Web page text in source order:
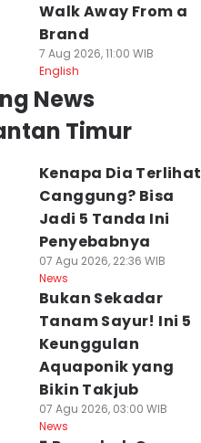
Walk Away From a
Brand
7 Aug 2026, 11:00 WIB
English
News
Timur
Kenapa Dia Terlihat
Canggung? Bisa
Jadi 5 Tanda Ini
Penyebabnya
07 Agu 2026, 22:36 WIB
News
Bukan Sekadar
Tanam Sayur! Ini 5
Keunggulan
Aquaponik yang
Bikin Takjub
07 Agu 2026, 03:00 WIB
News